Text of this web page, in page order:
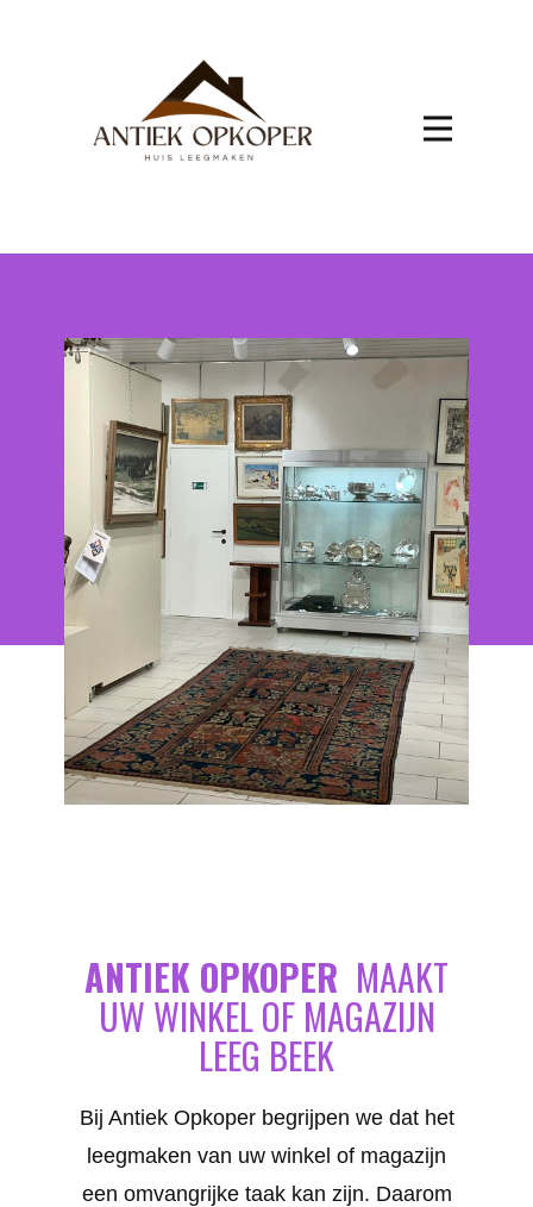
ANTIEK OPKOPER MAAKT
UW WINKEL OF MAGAZIJN
LEEG BEEK
Bij Antiek Opkoper begrijpen we dat het
leegmaken van uw winkel of magazijn
een omvangrijke taak kan zijn. Daarom